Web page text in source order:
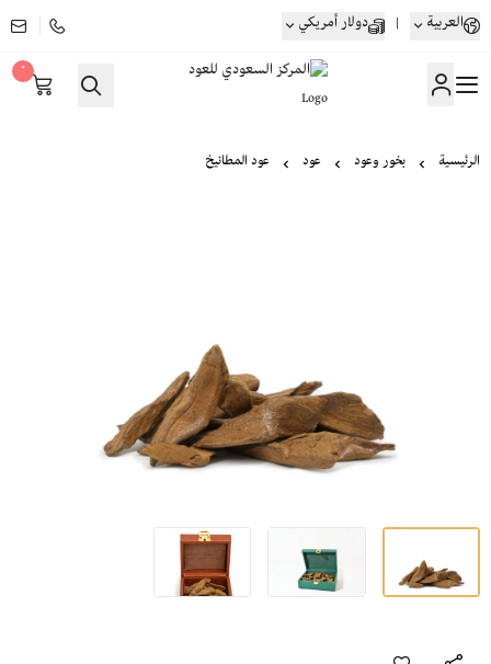
العربية | دولار أمريكي
المركز السعودي للعود
٠
الرئيسية بخور وعود عود عود المطانيخ